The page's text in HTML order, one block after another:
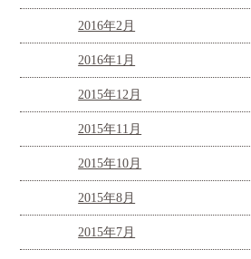
2016年2月
2016年1月
2015年12月
2015年11月
2015年10月
2015年8月
2015年7月